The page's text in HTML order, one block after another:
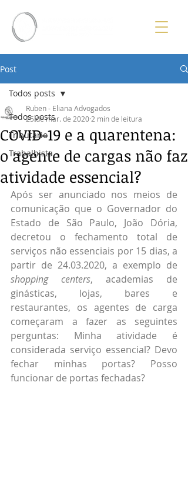
Post
Todos posts
Tributário
Trabalhista
Todos posts
COVID-19 e a quarentena:
o agente de cargas não faz
atividade essencial?
Ruben - Eliana Advogados
25 de mar. de 2020 2 min de leitura
Após ser anunciado nos meios de
comunicação que o Governador do
Estado de São Paulo, João Dória,
decretou o fechamento total de
serviços não essenciais por 15 dias, a
shopping centers, academias de
ginásticas, lojas, bares e
restaurantes, os agentes de carga
começaram a fazer as seguintes
perguntas: Minha atividade é
considerada serviço essencial? Devo
fechar minhas portas? Posso
funcionar de portas fechadas?